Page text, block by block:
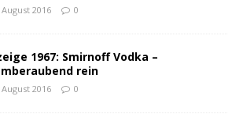
August 2016 0
1967: Smirnoff Vodka –
rein
August 2016 0